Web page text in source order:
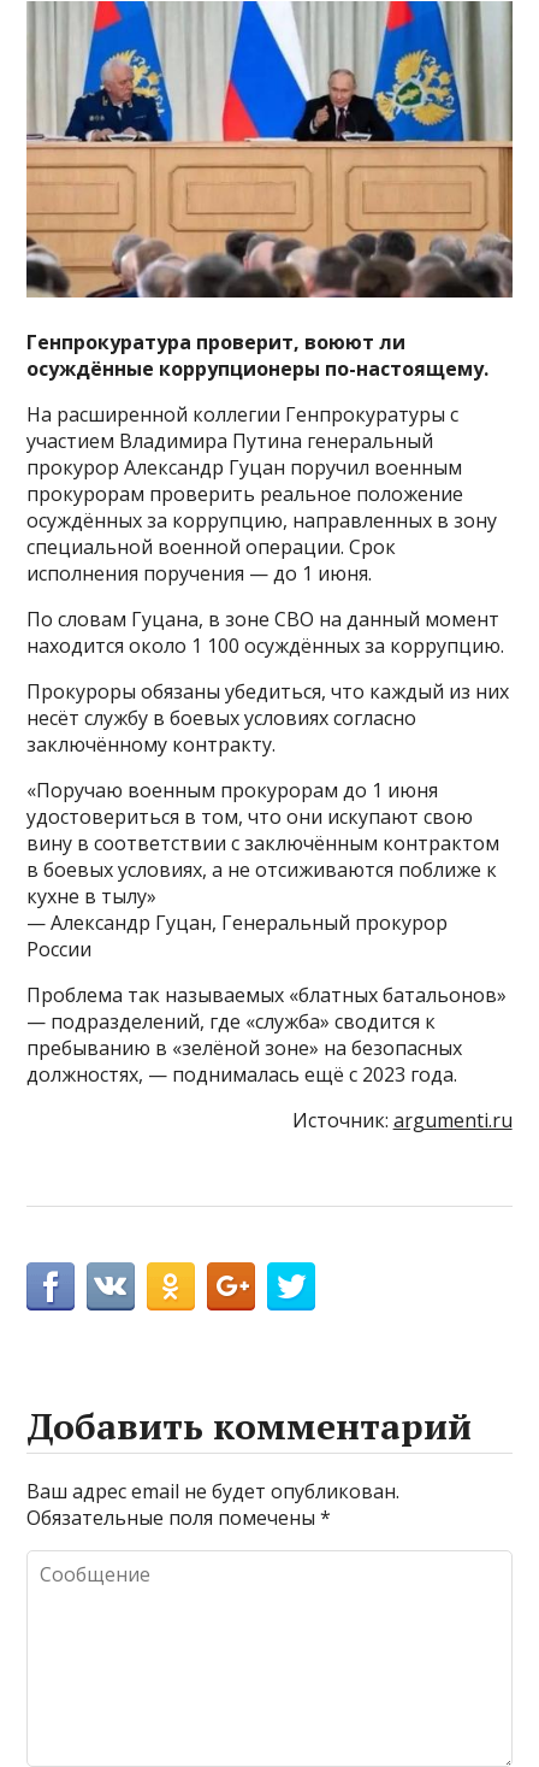
Генпрокуратура проверит, воюют ли
осуждённые коррупционеры по-настоящему.
На расширенной коллегии Генпрокуратуры с
участием Владимира Путина генеральный
прокурор Александр Гуцан поручил военным
прокурорам проверить реальное положение
осуждённых за коррупцию, направленных в зону
специальной военной операции. Срок
исполнения поручения — до 1 июня.
По словам Гуцана, в зоне СВО на данный момент
находится около 1 100 осуждённых за коррупцию.
Прокуроры обязаны убедиться, что каждый из них
несёт службу в боевых условиях согласно
заключённому контракту.
«Поручаю военным прокурорам до 1 июня
удостовериться в том, что они искупают свою
вину в соответствии с заключённым контрактом
в боевых условиях, а не отсиживаются поближе к
кухне в тылу»
— Александр Гуцан, Генеральный прокурор
России
Проблема так называемых «блатных батальонов»
— подразделений, где «служба» сводится к
пребыванию в «зелёной зоне» на безопасных
должностях, — поднималась ещё с 2023 года.
Источник: argumenti.ru
Добавить комментарий
Ваш адрес email не будет опубликован.
Обязательные поля помечены*